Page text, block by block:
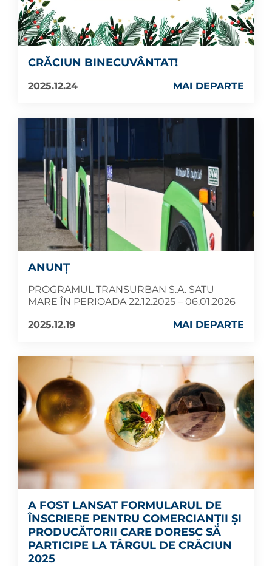
CRĂCIUN BINECUVÂNTAT!
2025.12.24 MAI DEPARTE
ANUNȚ
PROGRAMUL TRANSURBAN S.A. SATU
MARE ÎN PERIOADA 22.12.2025 – 06.01.2026
2025.12.19
MAI DEPARTE
A FOST LANSAT FORMULARUL DE
ÎNSCRIERE PENTRU COMERCIANȚII ȘI
PRODUCĂTORII CARE DORESC SĂ
PARTICIPE LA TÂRGUL DE CRĂCIUN
2025